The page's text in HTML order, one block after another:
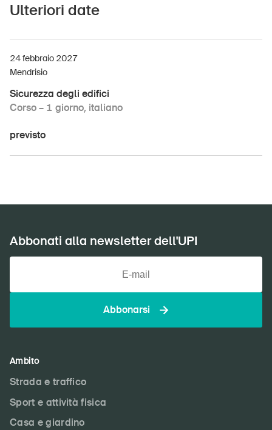
DE FR IT EN
Ulteriori date
24 febbraio 2027
Mendrisio
Sicurezza degli edifici
Corso – 1 giorno, italiano
previsto
Abbonati alla newsletter dell'UPI
Abbonarsi
Ambito
Strada e traffico
Sport e attività fisica
Casa e giardino